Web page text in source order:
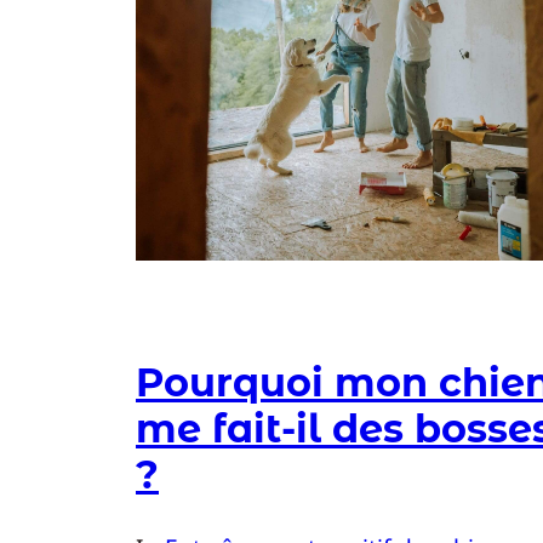
Pourquoi mon
me fait-il des
?